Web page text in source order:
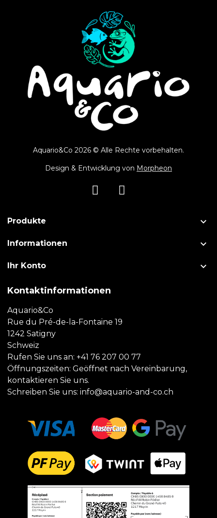
Aquario&Co 2026 © Alle Rechte vorbehalten.
Design & Entwicklung von Morpheon
Produkte 
Informationen 
Ihr Konto 
Kontaktinformationen
Aquario&Co
Rue du Pré-de-la-Fontaine 19
1242 Satigny
Schweiz
Rufen Sie uns an: +41 76 207 00 77
Öffnungszeiten: Geöffnet nach Vereinbarung,
kontaktieren Sie uns.
Schreiben Sie uns: info@aquario-and-co.ch